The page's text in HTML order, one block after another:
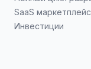
SaaS маркетплейс
Инвестиции